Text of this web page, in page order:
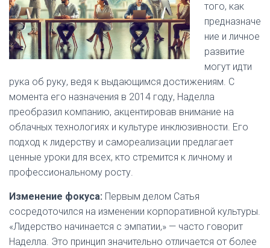
того, как
предназначе
ние и личное
развитие
могут идти
рука об руку, ведя к выдающимся достижениям. С
момента его назначения в 2014 году, Наделла
преобразил компанию, акцентировав внимание на
облачных технологиях и культуре инклюзивности. Его
подход к лидерству и самореализации предлагает
ценные уроки для всех, кто стремится к личному и
профессиональному росту.
Изменение фокуса: Первым делом Сатья
сосредоточился на изменении корпоративной культуры.
«Лидерство начинается с эмпатии,» — часто говорит
Наделла. Это принцип значительно отличается от более